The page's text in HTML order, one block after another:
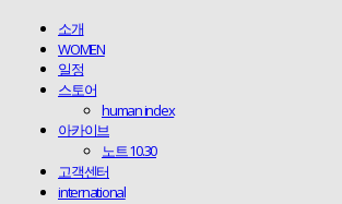
소개
WOMEN
일정
스토어
human index
아카이브
노트 10.30
고객센터
international